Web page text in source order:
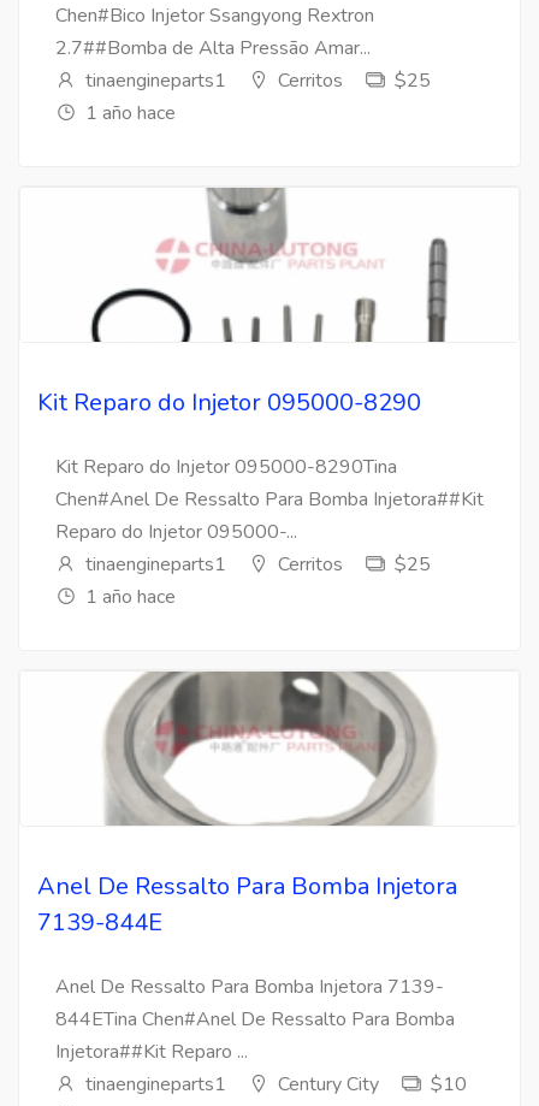
Chen#Bico Injetor Ssangyong Rextron
2.7##Bomba de Alta Pressão Amar...
tinaengineparts1
Cerritos
$25
1 año hace
Kit Reparo do Injetor 095000-8290
Kit Reparo do Injetor 095000-8290Tina
Chen#Anel De Ressalto Para Bomba Injetora##Kit
Reparo do Injetor 095000-...
tinaengineparts1
Cerritos
$25
1 año hace
Anel De Ressalto Para Bomba Injetora
7139-844E
Anel De Ressalto Para Bomba Injetora 7139-
844ETina Chen#Anel De Ressalto Para Bomba
Injetora##Kit Reparo ...
tinaengineparts1
Century City
$10